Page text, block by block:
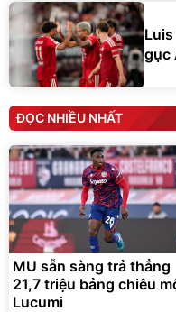
gục
ĐỌC NHIỀU NHẤT
MU sẵn sàng trả thẳng
21,7 triệu bảng chiêu
Lucumi